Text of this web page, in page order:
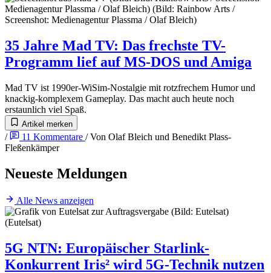
35 Jahre Mad TV: Das frechste TV-
Programm lief auf MS-DOS und Amiga
Mad TV ist 1990er-WiSim-Nostalgie mit rotzfrechem Humor und
knackig-komplexem Gameplay. Das macht auch heute noch
erstaunlich viel Spaß.
Artikel merken
/ 11 Kommentare / Von Olaf Bleich und Benedikt Plass-
Fleßenkämper
Neueste Meldungen
Alle News anzeigen
5G NTN: Europäischer Starlink-
Konkurrent Iris² wird 5G-Technik nutzen